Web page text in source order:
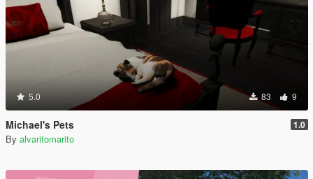
5.0 83 9
Michael's Pets 1.0
By alvaritomarito